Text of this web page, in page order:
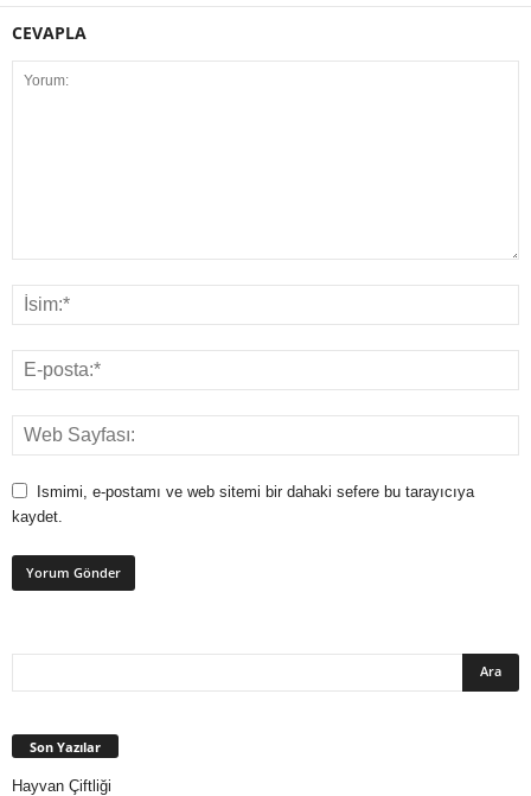
CEVAPLA
Ismimi, e-postamı ve web sitemi bir dahaki sefere bu tarayıcıya
kaydet.
Son Yazılar
Hayvan Çiftliği